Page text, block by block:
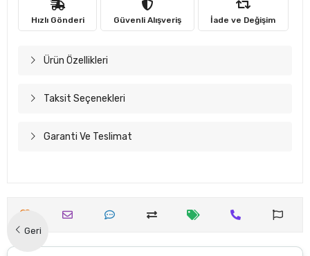
Geri
Hızlı Gönderi Güvenli Alışveriş İade ve Değişim
Ürün Özellikleri
Taksit Seçenekleri
Garanti Ve Teslimat